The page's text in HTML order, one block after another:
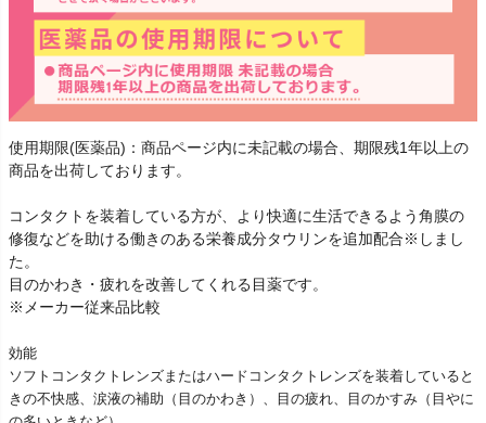
使用期限(医薬品)：商品ページ内に未記載の場合、期限残1年以上の
商品を出荷しております。
コンタクトを装着している方が、より快適に生活できるよう角膜の
修復などを助ける働きのある栄養成分タウリンを追加配合※しまし
た。
目のかわき・疲れを改善してくれる目薬です。
※メーカー従来品比較
効能
ソフトコンタクトレンズまたはハードコンタクトレンズを装着していると
きの不快感、涙液の補助（目のかわき）、目の疲れ、目のかすみ（目やに